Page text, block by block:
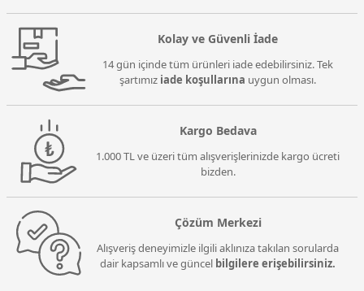
Kolay ve Güvenli İade
14 gün içinde tüm ürünleri iade edebilirsiniz. Tek
şartımız iade koşullarına uygun olması.
Kargo Bedava
1.000 TL ve üzeri tüm alışverişlerinizde kargo ücreti
bizden.
Çözüm Merkezi
Alışveriş deneyimizle ilgili aklınıza takılan sorularda
dair kapsamlı ve güncel bilgilere erişebilirsiniz.